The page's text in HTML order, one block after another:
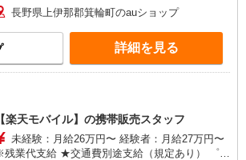
゜・。○。・゜+゜・。○。・゜+゜ 入社祝い金10
支給(規定有) お友達を紹介頂くと, インセンテ
給(規定有) ★月2回払い・週払い可能（規程
）★ ゜・。○。・゜+゜・。○。・゜+゜
長野県上伊那郡箕輪町のauショップ
詳細を見る
【楽天モバイル】の携帯販売スタッフ
未経験：月給26万円〜 経験者：月給27万円〜
業代支給 ★交通費別途支給（規定あり） ゜